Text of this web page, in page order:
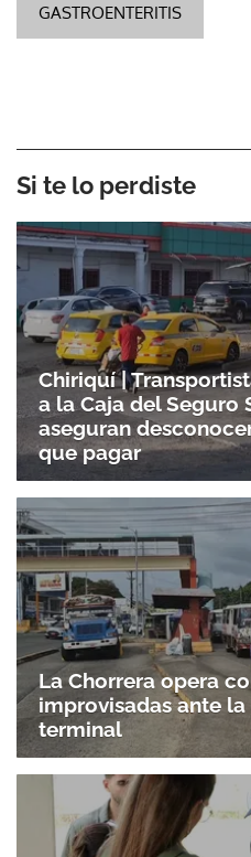
GASTROENTERITIS
Si te lo perdiste
Chiriquí |
a la Caja del Seguro
aseguran
que pagar
La Chorrera opera
improvisadas ante
terminal